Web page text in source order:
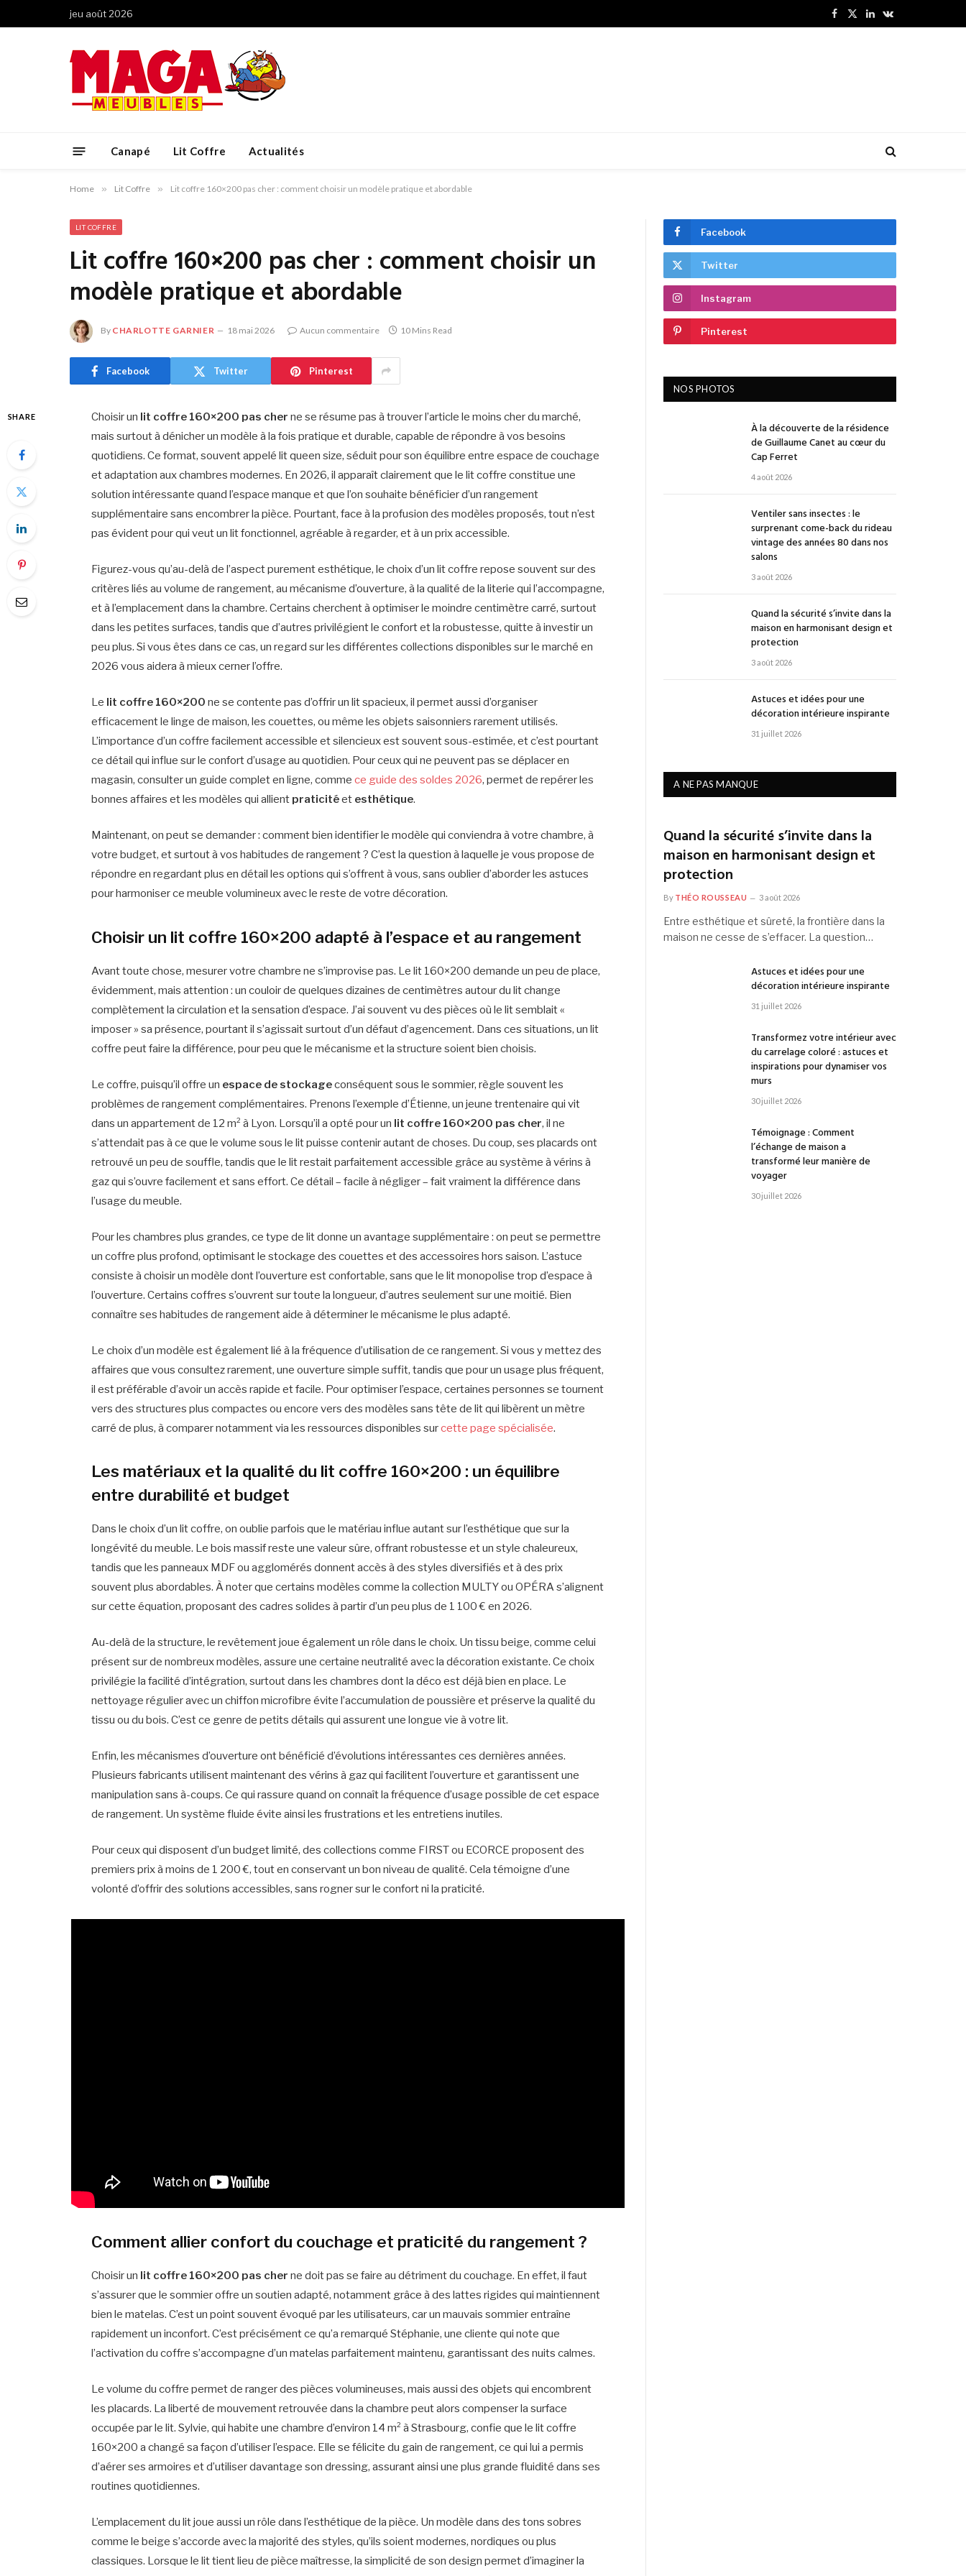
jeu août 2026
Facebook
X
LinkedInVKontakte
Canapé Lit Coffre Actualités
Home » Lit Coffre » Lit coffre 160×200 pas cher : comment choisir un modèle pratique et abordable
LIT COFFRE
Lit coffre 160×200 pas cher : comment choisir un
modèle pratique et abordable
By CHARLOTTE GARNIER 18 mai 2026 Aucun commentaire 10 Mins Read
Facebook Twitter Pinterest
SHARE Choisir un lit coffre 160×200 pas cher ne se résume pas à trouver l’article le moins cher du marché,
mais surtout à dénicher un modèle à la fois pratique et durable, capable de répondre à vos besoins
quotidiens. Ce format, souvent appelé lit queen size, séduit pour son équilibre entre espace de couchage
et adaptation aux chambres modernes. En 2026, il apparaît clairement que le lit coffre constitue une
solution intéressante quand l’espace manque et que l’on souhaite bénéficier d’un rangement
supplémentaire sans encombrer la pièce. Pourtant, face à la profusion des modèles proposés, tout n’est
pas évident pour qui veut un lit fonctionnel, agréable à regarder, et à un prix accessible.
Figurez-vous qu’au-delà de l’aspect purement esthétique, le choix d’un lit coffre repose souvent sur des
critères liés au volume de rangement, au mécanisme d’ouverture, à la qualité de la literie qui l’accompagne,
et à l’emplacement dans la chambre. Certains cherchent à optimiser le moindre centimètre carré, surtout
dans les petites surfaces, tandis que d’autres privilégient le confort et la robustesse, quitte à investir un
peu plus. Si vous êtes dans ce cas, un regard sur les différentes collections disponibles sur le marché en
2026 vous aidera à mieux cerner l’offre.
Le lit coffre 160×200 ne se contente pas d’offrir un lit spacieux, il permet aussi d’organiser
efficacement le linge de maison, les couettes, ou même les objets saisonniers rarement utilisés.
L’importance d’un coffre facilement accessible et silencieux est souvent sous-estimée, et c’est pourtant
ce détail qui influe sur le confort d’usage au quotidien. Pour ceux qui ne peuvent pas se déplacer en
magasin, consulter un guide complet en ligne, commece guide des soldes 2026, permet de repérer les
bonnes affaires et les modèles qui allient praticitéet esthétique.
Maintenant, on peut se demander : comment bien identifier le modèle qui conviendra à votre chambre, à
votre budget, et surtout à vos habitudes de rangement ? C’est la question à laquelle je vous propose de
répondre en regardant plus en détail les options qui s’offrent à vous, sans oublier d’aborder les astuces
pour harmoniser ce meuble volumineux avec le reste de votre décoration.
Choisir un lit coffre 160×200 adapté à l’espace et au rangement
Avant toute chose, mesurer votre chambre ne s’improvise pas. Le lit 160×200 demande un peu de place,
évidemment, mais attention : un couloir de quelques dizaines de centimètres autour du lit change
complètement la circulation et la sensation d’espace. J’ai souvent vu des pièces où le lit semblait «
imposer » sa présence, pourtant il s’agissait surtout d’un défaut d’agencement. Dans ces situations, un lit
coffre peut faire la différence, pour peu que le mécanisme et la structure soient bien choisis.
Le coffre, puisqu’il offre un espace de stockageconséquent sous le sommier, règle souvent les
problèmes de rangement complémentaires. Prenons l’exemple d’Étienne, un jeune trentenaire qui vit
dans un appartement de 12 m² à Lyon. Lorsqu’il a opté pour un lit coffre 160×200 pas cher, il ne
s’attendait pas à ce que le volume sous le lit puisse contenir autant de choses. Du coup, ses placards ont
retrouvé un peu de souffle, tandis que le lit restait parfaitement accessible grâce au système à vérins à
gaz qui s’ouvre facilement et sans effort. Ce détail – facile à négliger – fait vraiment la différence dans
l’usage du meuble.
Pour les chambres plus grandes, ce type de lit donne un avantage supplémentaire : on peut se permettre
un coffre plus profond, optimisant le stockage des couettes et des accessoires hors saison. L’astuce
consiste à choisir un modèle dont l’ouverture est confortable, sans que le lit monopolise trop d’espace à
l’ouverture. Certains coffres s’ouvrent sur toute la longueur, d’autres seulement sur une moitié. Bien
connaître ses habitudes de rangement aide à déterminer le mécanisme le plus adapté.
Le choix d’un modèle est également lié à la fréquence d’utilisation de ce rangement. Si vous y mettez des
affaires que vous consultez rarement, une ouverture simple suffit, tandis que pour un usage plus fréquent,
il est préférable d’avoir un accès rapide et facile. Pour optimiser l’espace, certaines personnes se tournent
vers des structures plus compactes ou encore vers des modèles sans tête de lit qui libèrent un mètre
carré de plus, à comparer notamment via les ressources disponibles surcette page spécialisée.
Les matériaux et la qualité du lit coffre 160×200 : un équilibre
entre durabilité et budget
Dans le choix d’un lit coffre, on oublie parfois que le matériau influe autant sur l’esthétique que sur la
longévité du meuble. Le bois massif reste une valeur sûre, offrant robustesse et un style chaleureux,
tandis que les panneaux MDF ou agglomérés donnent accès à des styles diversifiés et à des prix
souvent plus abordables. À noter que certains modèles comme la collection MULTY ou OPÉRA s’alignent
sur cette équation, proposant des cadres solides à partir d’un peu plus de 1 100 € en 2026.
Au-delà de la structure, le revêtement joue également un rôle dans le choix. Un tissu beige, comme celui
présent sur de nombreux modèles, assure une certaine neutralité avec la décoration existante. Ce choix
privilégie la facilité d’intégration, surtout dans les chambres dont la déco est déjà bien en place. Le
nettoyage régulier avec un chiffon microfibre évite l’accumulation de poussière et préserve la qualité du
tissu ou du bois. C’est ce genre de petits détails qui assurent une longue vie à votre lit.
Enfin, les mécanismes d’ouverture ont bénéficié d’évolutions intéressantes ces dernières années.
Plusieurs fabricants utilisent maintenant des vérins à gaz qui facilitent l’ouverture et garantissent une
manipulation sans à-coups. Ce qui rassure quand on connaît la fréquence d’usage possible de cet espace
de rangement. Un système fluide évite ainsi les frustrations et les entretiens inutiles.
Pour ceux qui disposent d’un budget limité, des collections comme FIRST ou ECORCE proposent des
premiers prix à moins de 1 200 €, tout en conservant un bon niveau de qualité. Cela témoigne d’une
volonté d’offrir des solutions accessibles, sans rogner sur le confort ni la praticité.
Comment allier confort du couchage et praticité du rangement ?
Choisir un lit coffre 160×200 pas cher ne doit pas se faire au détriment du couchage. En effet, il faut
s’assurer que le sommier offre un soutien adapté, notamment grâce à des lattes rigides qui maintiennent
bien le matelas. C’est un point souvent évoqué par les utilisateurs, car un mauvais sommier entraîne
rapidement un inconfort. C’est précisément ce qu’a remarqué Stéphanie, une cliente qui note que
l’activation du coffre s’accompagne d’un matelas parfaitement maintenu, garantissant des nuits calmes.
Le volume du coffre permet de ranger des pièces volumineuses, mais aussi des objets qui encombrent
les placards. La liberté de mouvement retrouvée dans la chambre peut alors compenser la surface
occupée par le lit. Sylvie, qui habite une chambre d’environ 14 m² à Strasbourg, confie que le lit coffre
160×200 a changé sa façon d’utiliser l’espace. Elle se félicite du gain de rangement, ce qui lui a permis
d’aérer ses armoires et d’utiliser davantage son dressing, assurant ainsi une plus grande fluidité dans ses
routines quotidiennes.
L’emplacement du lit joue aussi un rôle dans l’esthétique de la pièce. Un modèle dans des tons sobres
comme le beige s’accorde avec la majorité des styles, qu’ils soient modernes, nordiques ou plus
classiques. Lorsque le lit tient lieu de pièce maîtresse, la simplicité de son design permet d’imaginer la
Facebook
Twitter
Instagram
Pinterest
NOS PHOTOS
À la découverte de la résidence
de Guillaume Canet au cœur du
Cap Ferret
4 août 2026
Ventiler sans insectes : le
surprenant come-back du rideau
vintage des années 80 dans nos
salons
3 août 2026
Quand la sécurité s’invite dans la
maison en harmonisant design et
protection
3 août 2026
Astuces et idées pour une
décoration intérieure inspirante
31 juillet 2026
A NE PAS MANQUE
Quand la sécurité s’invite dans la
maison en harmonisant design et
protection
By THÉO ROUSSEAU 3 août 2026
Entre esthétique et sûreté, la frontière dans la
maison ne cesse de s’effacer. La question…
Astuces et idées pour une
décoration intérieure inspirante
31 juillet 2026
Transformez votre intérieur avec
du carrelage coloré : astuces et
inspirations pour dynamiser vos
murs
30 juillet 2026
Témoignage : Comment
l’échange de maison a
transformé leur manière de
voyager
30 juillet 2026